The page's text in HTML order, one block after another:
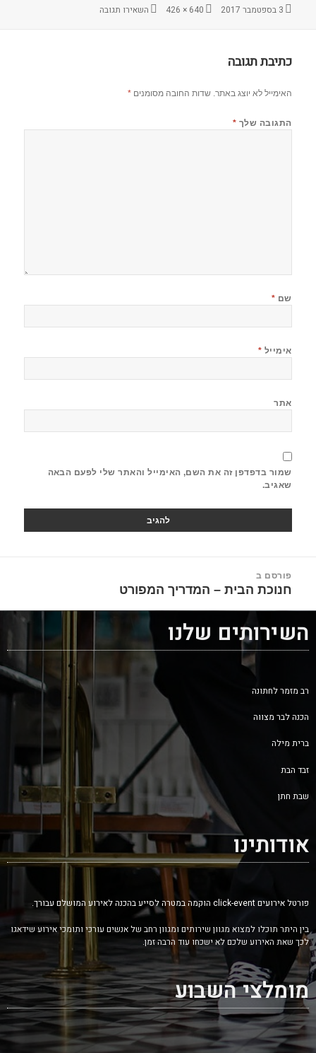
פורסם
3 בספטמבר 2017
מסך
640 × 426 השאירו תגובה
כתיבת תגובה
האימייל לא יוצג באתר. שדות החובה מסומנים*
התגובה שלך *
שם *
אימייל *
אתר
שמור בדפדפן זה את השם, האימייל והאתר שלי לפעם הבאה
שאגיב.
פורסם ב
חנוכת הבית – המדריך המפורט
השירותים שלנו
רב מזמר לחתונה
הכנה לבר מצווה
ברית מילה
זבד הבת
שבת חתן
אודותינו
פורטל אירועים click-event הוקמה במטרה לסייע בהכנה לאירוע המושלם עבורך.
בין היתר תוכלו למצוא מגוון שירותים ומגוון רחב של אנשים עורכי ותומכי אירוע שידאגו
לכך שאת האירוע שלכם לא ישכחו עוד הרבה זמן.
מומלצי השבוע